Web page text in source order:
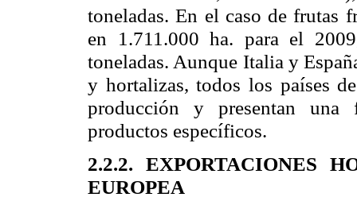
toneladas. En el caso de frutas
en 1.711.000 ha. para el
toneladas. Aunque Italia y
y hortalizas, todos los países
producción y presentan una
productos específicos.
2.2.2. EXPORTACIONES
EUROPEA